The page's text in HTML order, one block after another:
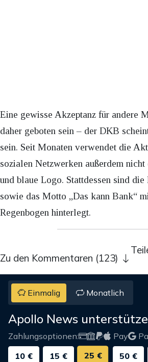
Eine gewisse Akzeptanz für andere
daher geboten sein – der DKB
sein. Seit Monaten verwendet die
sozialen Netzwerken außerdem nicht
und blaue Logo. Stattdessen sind die
sowie das Motto „Das kann Bank“
Regenbogen hinterlegt.
Zu den Kommentaren (123)
Einmalig Monatlich
Apollo News
Zahlungsoptionen: Pay
10 €
15 € 25 € 50 €